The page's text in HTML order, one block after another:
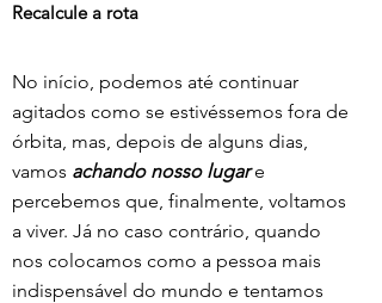
Recalcule a rota
No início, podemos até continuar
agitados como se estivéssemos fora de
órbita, mas, depois de alguns dias,
vamos achando nosso lugar e
percebemos que, finalmente, voltamos
a viver. Já no caso contrário, quando
nos colocamos como a pessoa mais
indispensável do mundo e tentamos